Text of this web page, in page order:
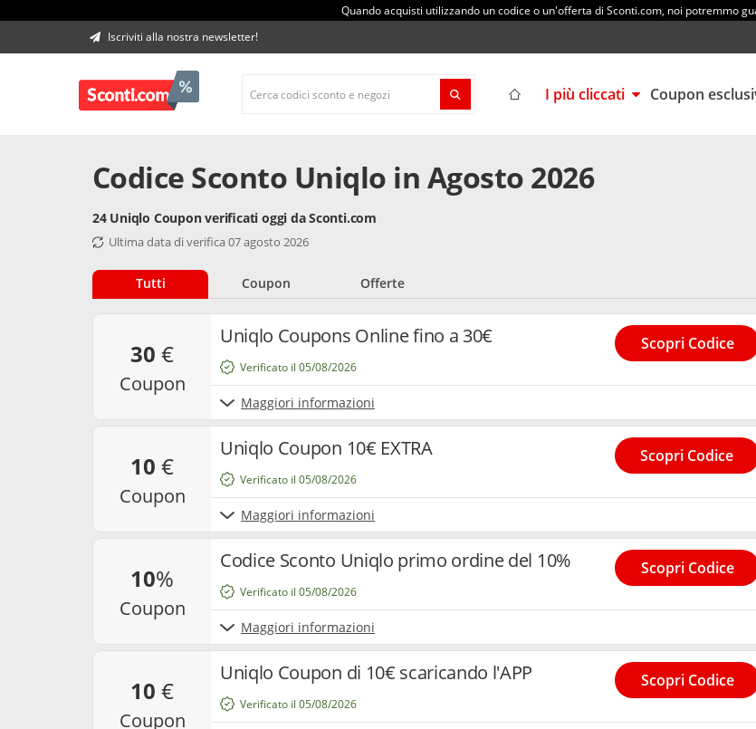
Quando acquisti utilizzando un codice o un'offerta di Sconti.com, noi potremmo
Iscriviti alla nostra newsletter!
I più cliccati Coupon
Codice Sconto Uniqlo in Agosto 2026
24 Uniqlo Coupon verificati oggi da Sconti.com
Ultima data di verifica 07 agosto 2026
Tutti Coupon Offerte
30 €
coupon
Uniqlo Coupons Online fino a 30€
Maggiori informazioni
Verificato il 05/08/2026
Scopri Codice
10 €
coupon
Uniqlo Coupon 10€ EXTRA
Maggiori informazioni
Verificato il 05/08/2026
Scopri Codice
10%
coupon
Codice Sconto Uniqlo primo ordine del 10%
Maggiori informazioni
Verificato il 05/08/2026
Scopri Codice
10 €
coupon
Uniqlo Coupon di 10€ scaricando l'APP
Verificato il 05/08/2026
Scopri Codice